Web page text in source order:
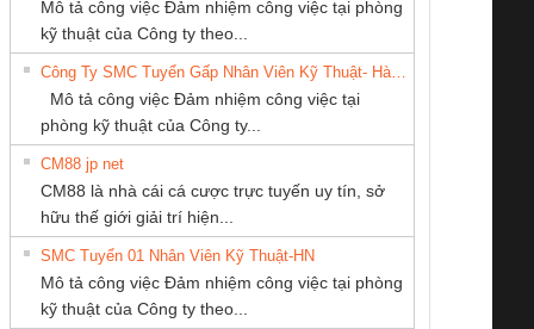
Contact
– PSR-
SCP-
FSP/2X1/1X2
sát chuỗi
tấm pin
16I+
(2502520000)
tấm pin
TRANSCLINIC 16I+
1K5 L (2433950000)
TRANSCLINIC 16I+
(2008130000)
Bộ chỉnh lưu nguồn
điện TRANSCLINIC
BKE 1K5.4
(7791400879)2. Giá
Nẹp nhôm chống
trơn Đà Nẵng
PHẦN TỰ ĐỘNG
TIẾN HƯNG
THƯƠNG MẠI
DỊCH VỤ KỸ
THUẬT ĐIỆN CƠ
GIA HƯNG PHÁT
HƯNG
Tan Dong Cang
company LTD
Thiết Bị Điện Nam
Quốc Thịnh
Ba Miền
Mô tả công việc Đảm nhiệm công việc tại phòng
kỹ thuật của Công ty theo...
Mô tả công việc Đảm nhiệm công việc tại
phòng kỹ thuật của Công ty...
CM88 jp net
CM88 là nhà cái cá cược trực tuyến uy tín, sở
hữu thế giới giải trí hiện...
SMC Tuyển 01 Nhân Viên Kỹ Thuật-HN
Mô tả công việc Đảm nhiệm công việc tại phòng
kỹ thuật của Công ty theo...